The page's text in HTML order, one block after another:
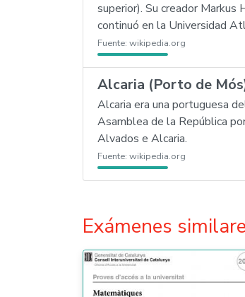
superior). Su creador
continuó en la Universidad
Fuente: wikipedia.org
Alcaria (Porto de
Alcaria era una portuguesa
Asamblea de la República
Alvados e Alcaria.
Fuente: wikipedia.org
Exámenes